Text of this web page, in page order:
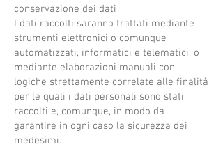
conservazione dei dati
I dati raccolti saranno trattati mediante
strumenti elettronici o comunque
automatizzati, informatici e telematici, o
mediante elaborazioni manuali con
logiche strettamente correlate alle finalità
per le quali i dati personali sono stati
raccolti e, comunque, in modo da
garantire in ogni caso la sicurezza dei
medesimi.